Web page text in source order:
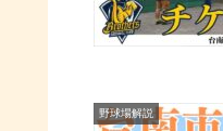
野球場解説